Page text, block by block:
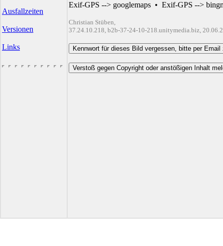
Ausfallzeiten
Versionen
Links
Exif-GPS --> googlemaps • Exif-GPS -->
Christian Stüben,
37.24.10.218, b2b-37-24-10-218.unitymedia.biz,